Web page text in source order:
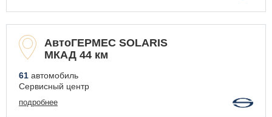
АвтоГЕРМЕС SOLARIS
МКАД 44 км
61 автомобиль
Сервисный центр
подробнее